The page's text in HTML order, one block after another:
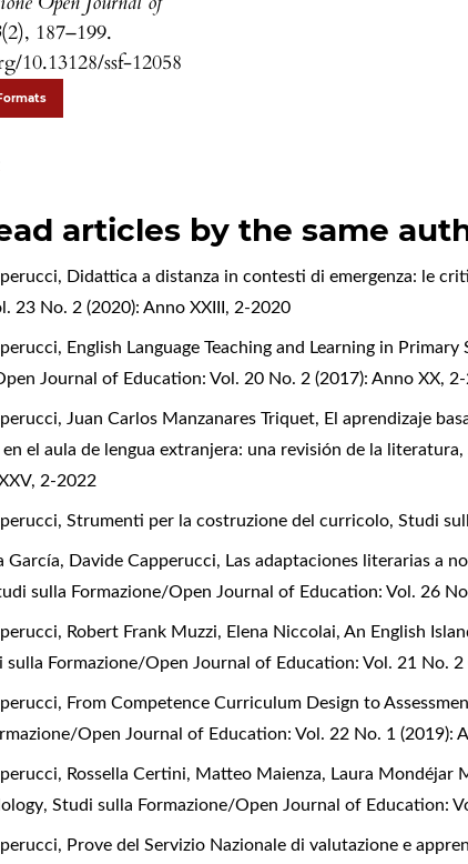
(2), 187–199.
10.13128/ssf-12058
articles by the same
Didattica a distanza in contesti di emergenza: le
23 No. 2 (2020): Anno XXIII, 2-2020
English Language Teaching and Learning in
Journal of Education: Vol. 20 No. 2 (2017): Anno XX,
Juan Carlos Manzanares Triquet, El aprendizaje
el aula de lengua extranjera: una revisión de la literatura,
2-2022
Strumenti per la costruzione del curricolo,Studi
García, Davide Capperucci, Las adaptaciones literarias a
sulla Formazione/Open Journal of Education: Vol. 26
Robert Frank Muzzi, Elena Niccolai,An English
sulla Formazione/Open Journal of Education: Vol. 21 No.
From Competence Curriculum Design to
Open Journal of Education: Vol. 22 No. 1 (2019):
Rossella Certini, Matteo Maienza, Laura Mondéjar
,Studi sulla Formazione/Open Journal of Education:
Prove del Servizio Nazionale di valutazione e